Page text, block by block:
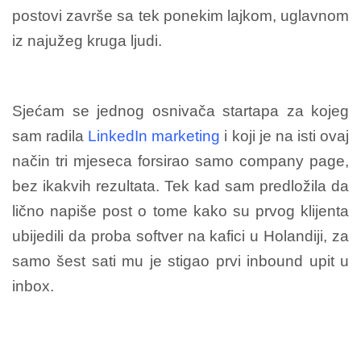
postovi završe sa tek ponekim lajkom, uglavnom
iz najužeg kruga ljudi.
Sjećam se jednog osnivača startapa za kojeg
sam radila LinkedIn marketing i koji je na isti ovaj
način tri mjeseca forsirao samo company page,
bez ikakvih rezultata. Tek kad sam predložila da
lično napiše post o tome kako su prvog klijenta
ubijedili da proba softver na kafici u Holandiji, za
samo šest sati mu je stigao prvi inbound upit u
inbox.